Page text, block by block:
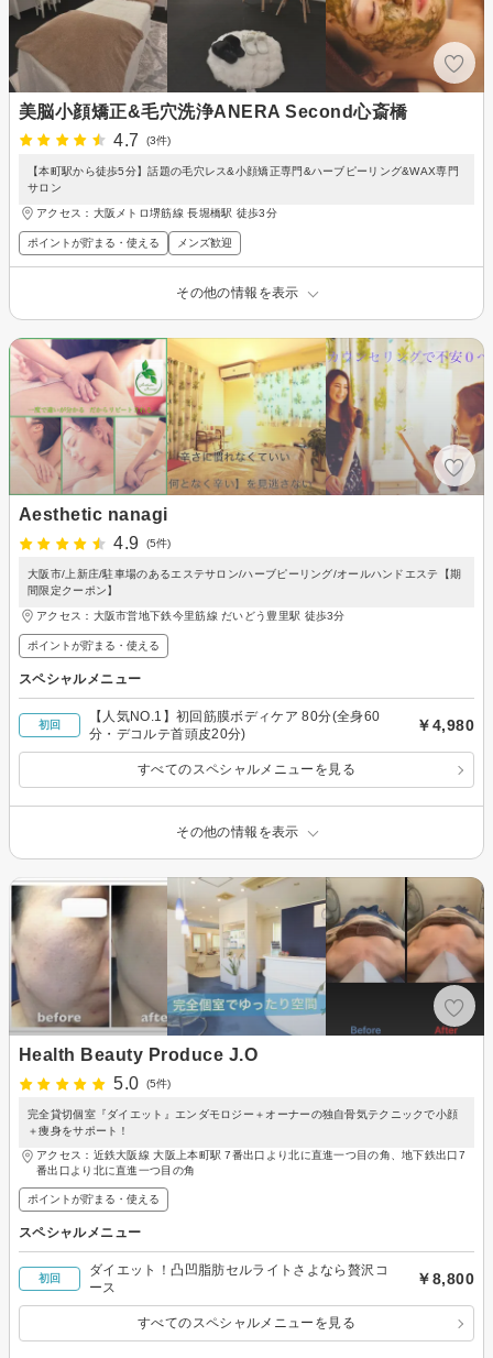
美脳小顔矯正&毛穴洗浄ANERA Second心斎橋
4.7
(3件)
【本町駅から徒歩5分】話題の毛穴レス&小顔矯正専門&ハーブピーリング&WAX専門
サロン
アクセス：大阪メトロ堺筋線 長堀橋駅 徒歩3分
ポイントが貯まる・使える メンズ歓迎
その他の情報を表示
Aesthetic nanagi
4.9
(5件)
大阪市/上新庄/駐車場のあるエステサロン/ハーブピーリング/オールハンドエステ【期
間限定クーポン】
アクセス：大阪市営地下鉄今里筋線 だいどう豊里駅 徒歩3分
ポイントが貯まる・使える
スペシャルメニュー
初回
【人気NO.1】初回筋膜ボディケア 80分(全身60
分・デコルテ首頭皮20分)
￥4,980
すべてのスペシャルメニューを見る
その他の情報を表示
Health Beauty Produce J.O
5.0
(5件)
完全貸切個室『ダイエット』エンダモロジー＋オーナーの独自骨気テクニックで小顔
＋痩身をサポート！
アクセス：近鉄大阪線 大阪上本町駅 7番出口より北に直進一つ目の角、地下鉄出口7
番出口より北に直進一つ目の角
ポイントが貯まる・使える
スペシャルメニュー
初回
ダイエット！凸凹脂肪セルライトさよなら贅沢コ
ース
￥8,800
すべてのスペシャルメニューを見る